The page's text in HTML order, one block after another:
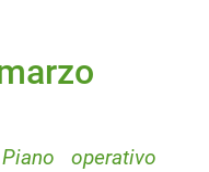
operativo